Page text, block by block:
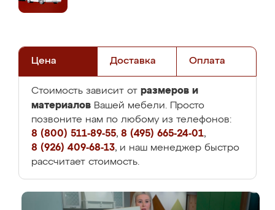
Цена Доставка Оплата
Стоимость зависит от размеров и
материалов Вашей мебели. Просто
позвоните нам по любому из телефонов:
8 (800) 511-89-55, 8 (495) 665-24-01,
8 (926) 409-68-13, и наш менеджер быстро
рассчитает стоимость.